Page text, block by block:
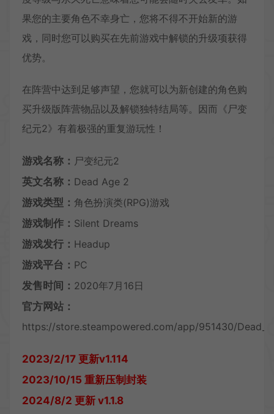
果您的主要角色不幸身亡，您将不得不开始新的游
戏，同时您可以购买在先前游戏中解锁的升级项获得
优势。
在阵营中达到足够声望，您就可以为新创建的角色购
买升级版阵营物品以及解锁独特结局等。因而《尸变
纪元2》有着极强的重复游玩性！
游戏名称： 尸变纪元2
英文名称： Dead Age 2
游戏类型： 角色扮演类(RPG)游戏
游戏制作： Silent Dreams
游戏发行： Headup
游戏平台： PC
发售时间： 2020年7月16日
官方网站：
https://store.steampowered.com/app/951430/
2023/2/17 更新v1.114
2023/10/15 重新压制封装
2024/8/2 更新 v1.1.8